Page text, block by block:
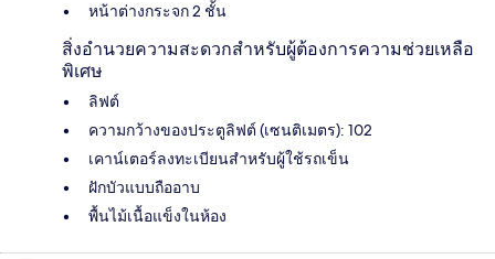
หน้าต่างกระจก 2 ชั้น
สิ่งอำนวยความสะดวกสำหรับผู้ต้องการความช่วยเหลือ
พิเศษ
ลิฟต์
ความกว้างของประตูลิฟต์ (เซนติเมตร): 102
เคาน์เตอร์ลงทะเบียนสำหรับผู้ใช้รถเข็น
ฝักบัวแบบถืออาบ
พื้นไม้เนื้อแข็งในห้อง